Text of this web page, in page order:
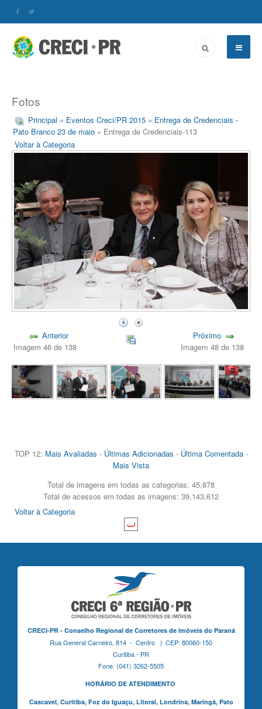
Fotos
Principal » Eventos Creci/PR 2015 » Entrega de Credenciais -
Pato Branco 23 de maio » Entrega de Credenciais-113
Voltar à Categoria
Anterior
Imagem 46 de 138
Próximo
Imagem 48 de 138
TOP 12: Mais Avaliadas - Últimas Adicionadas - Última Comentada-
Mais Vista
Total de imagens em todas as categorias: 45,878
Total de acessos em todas as imagens: 39,143,612
Voltar à Categoria
CRECI-PR - Conselho Regional de Corretores de Imóveis do Paraná
Rua General Carneiro, 814 - Centro | CEP: 80060-150
Curitiba - PR
Fone: (041) 3262-5505
HORÁRIO DE ATENDIMENTO
Cascavel, Curitiba,Foz do Iguaçu, Litoral, Londrina, Maringá, Pato